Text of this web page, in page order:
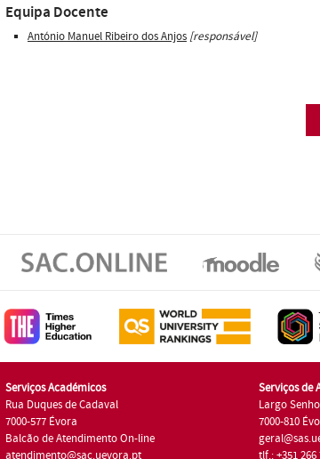
Equipa Docente
António Manuel Ribeiro dos Anjos [responsável]
Serviços Académicos
Rua Duques de Cadaval
7000-577 Évora
Balcão de Atendimento On-line
atendimento@sac.uevora.pt
Serviços de
Largo
7000-810
tlf.: +351 266